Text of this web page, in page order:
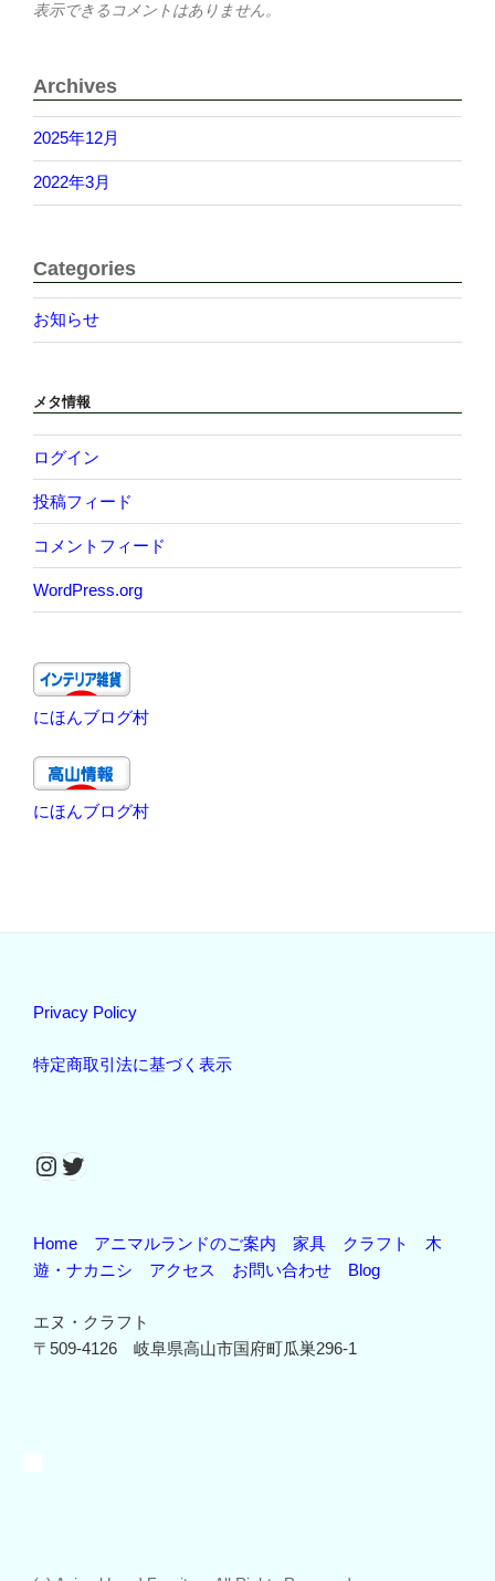
表示できるコメントはありません。
Archives
2025年12月
2022年3月
Categories
お知らせ
メタ情報
ログイン
投稿フィード
コメントフィード
WordPress.org
にほんブログ村
にほんブログ村
Privacy Policy
特定商取引法に基づく表示
Instagram
Twitter
Home アニマルランドのご案内 家具 クラフト
木
遊・ナカニシ
アクセス お問い合わせ Blog
エヌ・クラフト
〒509-4126 岐阜県高山市国府町瓜巣296-1